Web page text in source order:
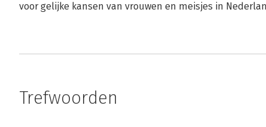
voor gelijke kansen van vrouwen en meisjes in
Trefwoorden